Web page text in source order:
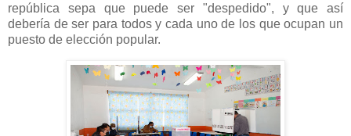
república sepa que puede ser "despedido", y que así
debería de ser para todos y cada uno de los que ocupan un
puesto de elección popular.